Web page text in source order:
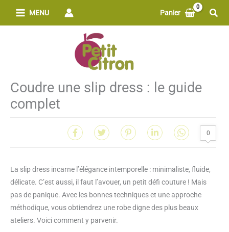
MENU Panier
Coudre une slip dress : le guide
complet
0
La slip dress incarne l’élégance intemporelle : minimaliste, fluide,
délicate. C’est aussi, il faut l’avouer, un petit défi couture ! Mais
pas de panique. Avec les bonnes techniques et une approche
méthodique, vous obtiendrez une robe digne des plus beaux
ateliers. Voici comment y parvenir.